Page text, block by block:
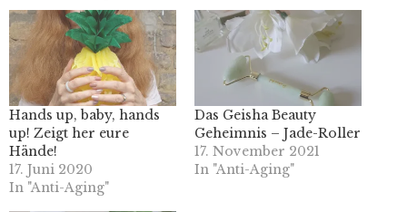
Hands up, baby, hands
up! Zeigt her eure
Hände!
17. Juni 2020
In "Anti-Aging"
Das Geisha Beauty
Geheimnis – Jade-Roller
17. November 2021
In "Anti-Aging"